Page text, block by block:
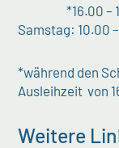
*16.00 –
Samstag: 10.00
*während den
Ausleihzeit von
Weitere